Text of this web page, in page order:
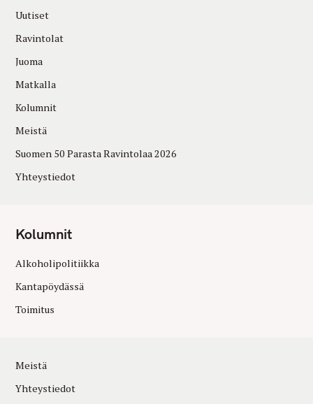
Uutiset
Ravintolat
Juoma
Matkalla
Kolumnit
Meistä
Suomen 50 Parasta Ravintolaa 2026
Yhteystiedot
Kolumnit
Alkoholipolitiikka
Kantapöydässä
Toimitus
Meistä
Yhteystiedot